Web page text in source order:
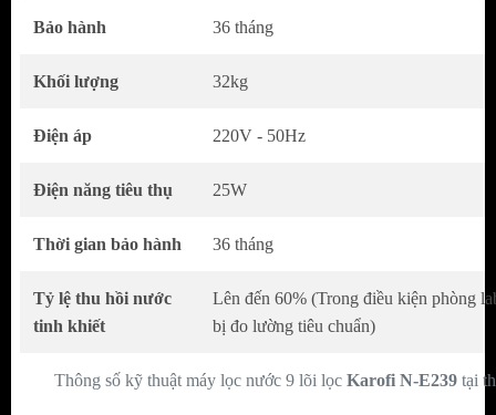
Với kích thước nhỏ gọn, bề ngang chỉ 29cm,
với mọi nội thất gia đình. Bạn dễ dàng chọn
chỗ đặt/để máy lọc nước và đóng góp một
trước và mặt trên của N-e239 được tích hợp
chống va đập cao và vô cùng đẹp mắt tăng vẻ
sang trọng của máy. Mặt sườn của máy là
thép được sơn tĩnh điện và có dán thông số
và kích hoạt bảo hành để người dùng tiện
Thông số kỹ thuật máy lọc nước 9 lõi lọcKarofi N-E239 tại
Bảo hành 36 tháng
Khối lượng 32kg
Điện áp 220V - 50Hz
Điện năng tiêu thụ 25W
Thời gian bảo hành 36 tháng
Tỷ lệ thu hồi nước
tinh khiết
Lên đến 60% (Trong điều kiện phòng
bị đo lường tiêu chuẩn)